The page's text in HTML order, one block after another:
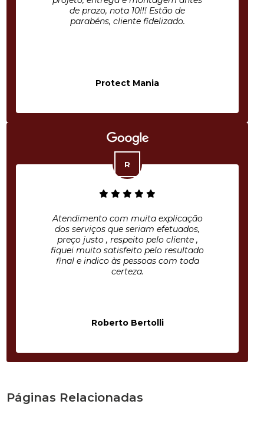
de prazo, nota 10!!! Estão de
parabéns, cliente fidelizado.
Protect Mania
Atendimento com muita explicação
dos serviços que seriam efetuados,
preço justo , respeito pelo cliente ,
fiquei muito satisfeito pelo resultado
final e indico às pessoas com toda
certeza.
Roberto Bertolli
Páginas Relacionadas